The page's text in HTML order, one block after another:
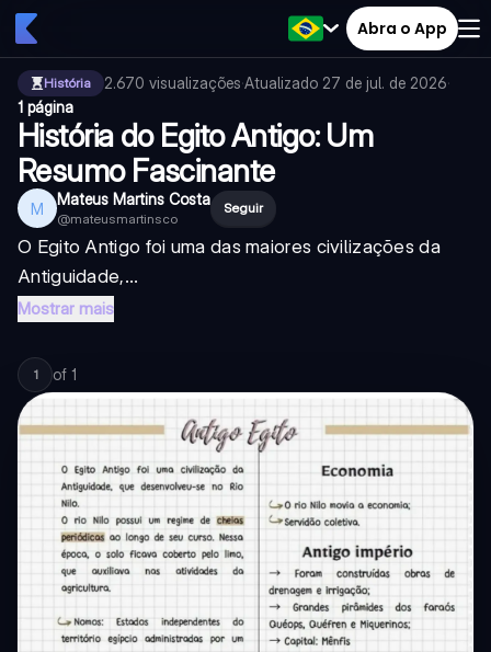
Abra o App
História 2.670 visualizações·Atualizado 27 de jul. de 2026·
1 página
História do Egito Antigo: Um
Resumo Fascinante
M Mateus Martins Costa
@mateusmartinsco
Seguir
O Egito Antigo foi uma das maiores civilizações da
Antiguidade,...
Mostrar mais
1 of 1